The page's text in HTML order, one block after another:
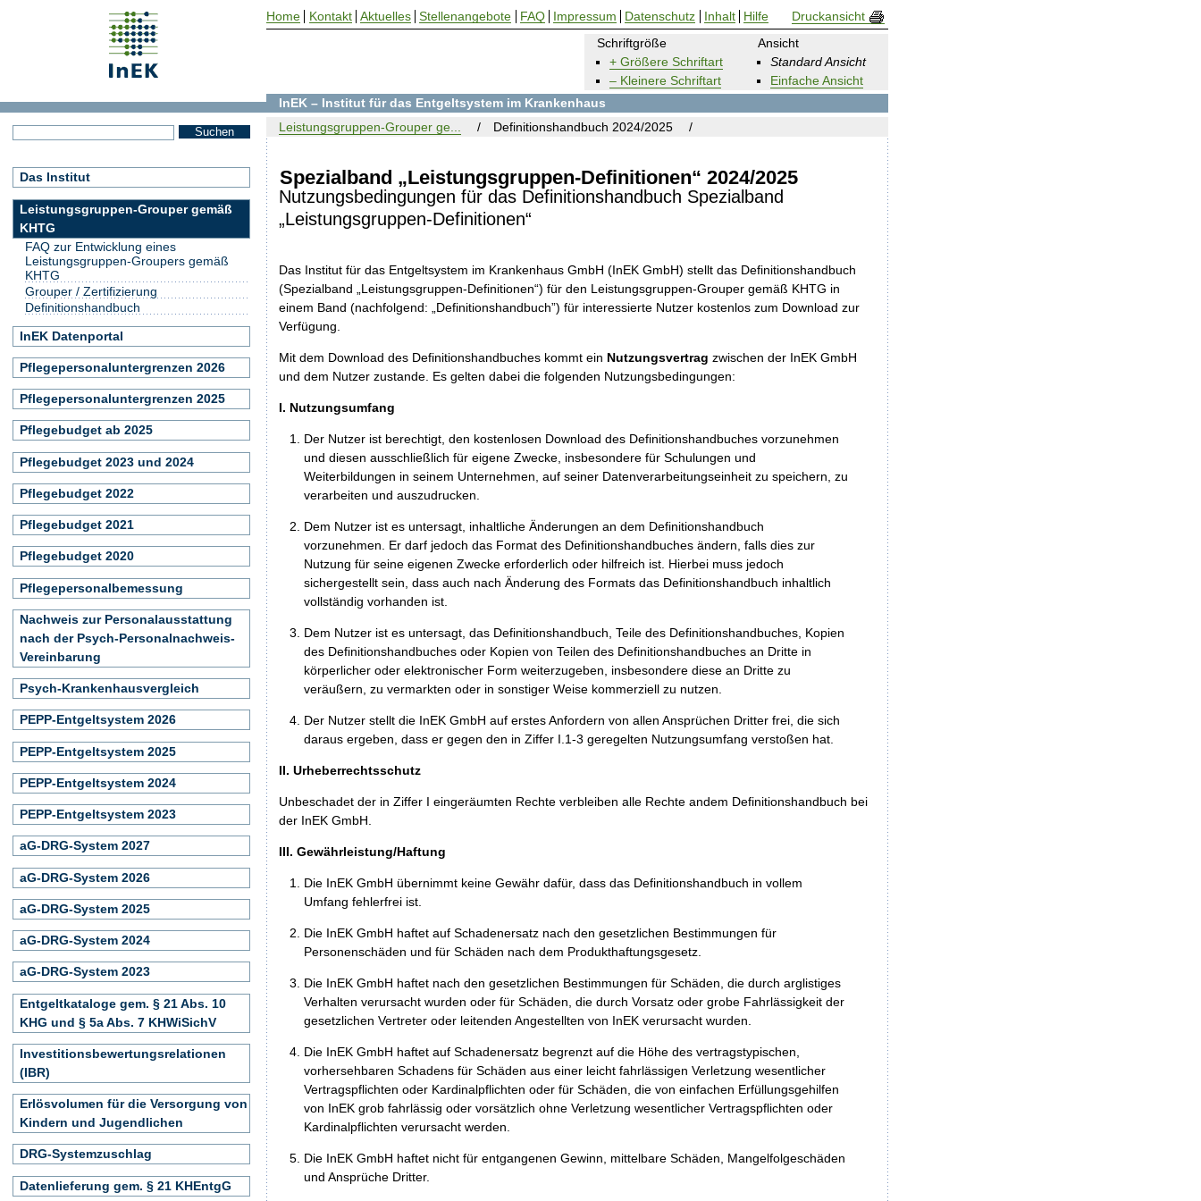
Spezialband „Leistungsgruppen-Definitionen“ 2024/2025
Schriftgröße
+ Größere Schriftart
– Kleinere Schriftart
Ansicht
Standard Ansicht
Einfache Ansicht
Nutzungsbedingungen für das Definitionshandbuch Spezialband
„Leistungsgruppen-Definitionen“
Das Institut für das Entgeltsystem im Krankenhaus GmbH (InEK GmbH) stellt das Definitionshandbuch
(Spezialband „Leistungsgruppen-Definitionen“) für den Leistungsgruppen-Grouper gemäß KHTG in
einem Band (nachfolgend: „Definitionshandbuch”) für interessierte Nutzer kostenlos zum Download zur
Verfügung.
Mit dem Download des Definitionshandbuches kommt ein Nutzungsvertrag zwischen der InEK GmbH
und dem Nutzer zustande. Es gelten dabei die folgenden Nutzungsbedingungen:
I. Nutzungsumfang
Der Nutzer ist berechtigt, den kostenlosen Download des Definitionshandbuches vorzunehmen
und diesen ausschließlich für eigene Zwecke, insbesondere für Schulungen und
Weiterbildungen in seinem Unternehmen, auf seiner Datenverarbeitungseinheit zu speichern, zu
verarbeiten und auszudrucken.
Dem Nutzer ist es untersagt, inhaltliche Änderungen an dem Definitionshandbuch
vorzunehmen. Er darf jedoch das Format des Definitionshandbuches ändern, falls dies zur
Nutzung für seine eigenen Zwecke erforderlich oder hilfreich ist. Hierbei muss jedoch
sichergestellt sein, dass auch nach Änderung des Formats das Definitionshandbuch inhaltlich
vollständig vorhanden ist.
Dem Nutzer ist es untersagt, das Definitionshandbuch, Teile des Definitionshandbuches, Kopien
des Definitionshandbuches oder Kopien von Teilen des Definitionshandbuches an Dritte in
körperlicher oder elektronischer Form weiterzugeben, insbesondere diese an Dritte zu
veräußern, zu vermarkten oder in sonstiger Weise kommerziell zu nutzen.
Der Nutzer stellt die InEK GmbH auf erstes Anfordern von allen Ansprüchen Dritter frei, die sich
daraus ergeben, dass er gegen den in Ziffer I.1-3 geregelten Nutzungsumfang verstoßen hat.
II. Urheberrechtsschutz
Unbeschadet der in Ziffer I eingeräumten Rechte verbleiben alle Rechte andem Definitionshandbuch bei
der InEK GmbH.
III. Gewährleistung/Haftung
Die InEK GmbH übernimmt keine Gewähr dafür, dass das Definitionshandbuch in vollem
Umfang fehlerfrei ist.
Die InEK GmbH haftet auf Schadenersatz nach den gesetzlichen Bestimmungen für
Personenschäden und für Schäden nach dem Produkthaftungsgesetz.
Die InEK GmbH haftet nach den gesetzlichen Bestimmungen für Schäden, die durch arglistiges
Verhalten verursacht wurden oder für Schäden, die durch Vorsatz oder grobe Fahrlässigkeit der
gesetzlichen Vertreter oder leitenden Angestellten von InEK verursacht wurden.
Die InEK GmbH haftet auf Schadenersatz begrenzt auf die Höhe des vertragstypischen,
vorhersehbaren Schadens für Schäden aus einer leicht fahrlässigen Verletzung wesentlicher
Vertragspflichten oder Kardinalpflichten oder für Schäden, die von einfachen Erfüllungsgehilfen
von InEK grob fahrlässig oder vorsätzlich ohne Verletzung wesentlicher Vertragspflichten oder
Kardinalpflichten verursacht werden.
Die InEK GmbH haftet nicht für entgangenen Gewinn, mittelbare Schäden, Mangelfolgeschäden
und Ansprüche Dritter.
InEK – Institut für das Entgeltsystem im Krankenhaus
Leistungsgruppen-Grouper ge...
Definitionshandbuch 2024/2025
Das Institut
Leistungsgruppen-Grouper gemäß
KHTG
FAQ zur Entwicklung eines
Leistungsgruppen-Groupers gemäß
KHTG
Grouper / Zertifizierung
Definitionshandbuch
InEK Datenportal
Pflegepersonaluntergrenzen 2026
Pflegepersonaluntergrenzen 2025
Pflegebudget ab 2025
Pflegebudget 2023 und 2024
Pflegebudget 2022
Pflegebudget 2021
Pflegebudget 2020
Pflegepersonalbemessung
Nachweis zur Personalausstattung
nach der Psych-Personalnachweis-
Vereinbarung
Psych-Krankenhausvergleich
PEPP-Entgeltsystem 2026
PEPP-Entgeltsystem 2025
PEPP-Entgeltsystem 2024
PEPP-Entgeltsystem 2023
aG-DRG-System 2027
aG-DRG-System 2026
aG-DRG-System 2025
aG-DRG-System 2024
aG-DRG-System 2023
Entgeltkataloge gem. § 21 Abs. 10
KHG und § 5a Abs. 7 KHWiSichV
Investitionsbewertungsrelationen
(IBR)
Erlösvolumen für die Versorgung von
Kindern und Jugendlichen
DRG-Systemzuschlag
Datenlieferung gem. § 21 KHEntgG
Home Kontakt Aktuelles Stellenangebote FAQ Impressum Datenschutz Inhalt Hilfe Druckansicht